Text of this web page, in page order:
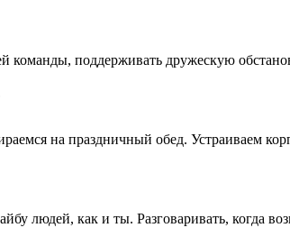
поддерживать дружескую
на праздничный обед. Устраиваем
людей, как и ты. Разговаривать, когда